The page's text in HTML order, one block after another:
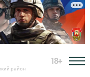
район
18+